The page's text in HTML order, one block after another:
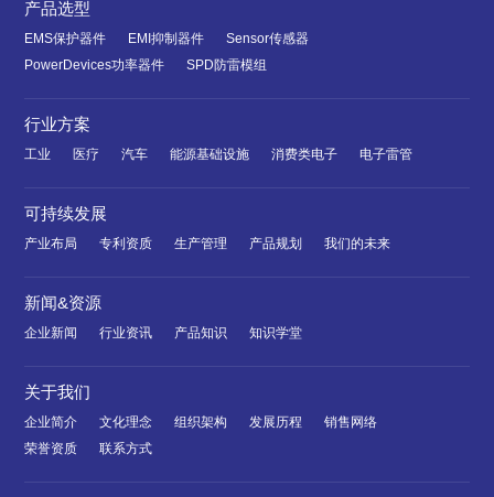
产品选型
EMS保护器件 EMI抑制器件
Sensor传感器
PowerDevices功率器件
SPD防雷模组
行业方案
工业 医疗 汽车 能源基础设施 消费类电子 电子雷管
可持续发展
产业布局 专利资质 生产管理 产品规划 我们的未来
新闻&资源
企业新闻 行业资讯 产品知识 知识学堂
关于我们
企业简介 文化理念 组织架构 发展历程
销售网络
荣誉资质
联系方式